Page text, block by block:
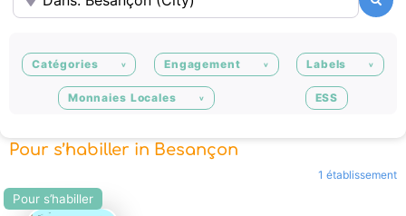
Catégories Engagement Labels
Monnaies Locales ESS
Pour s’habiller in Besançon
1 établissement
Pour s’habiller